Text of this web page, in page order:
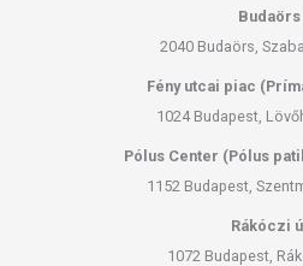
Budaörs
2040 Budaörs,
Fény utcai piac
1024 Budapest,
Pólus Center (Pólus
1152 Budapest,
Rákóczi
1072 Budapest,